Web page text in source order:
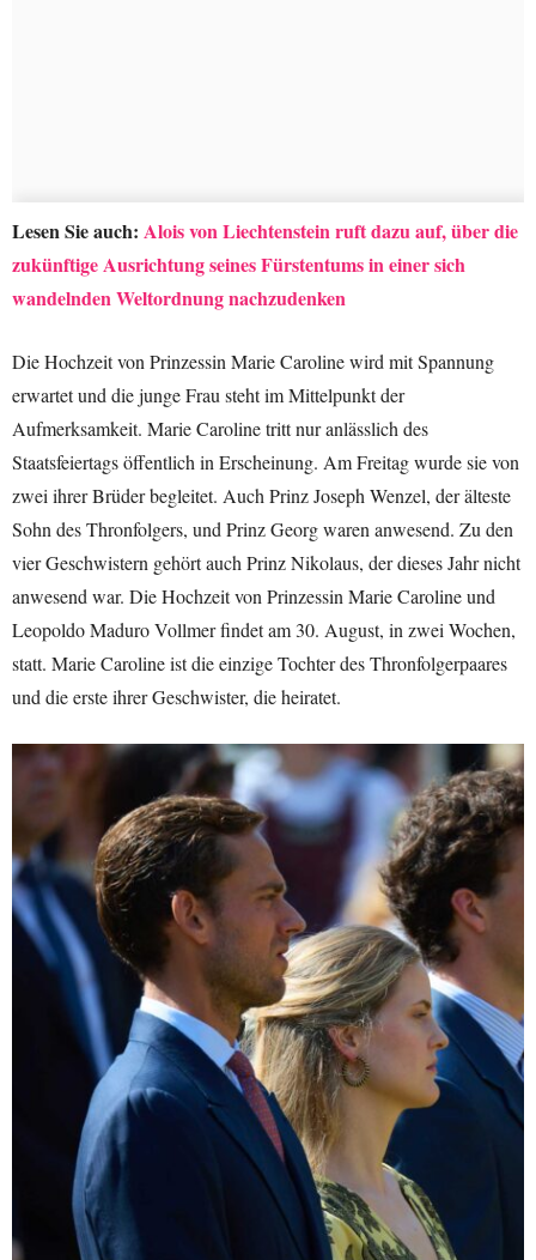
Lesen Sie auch: Alois von Liechtenstein ruft dazu auf, über die
zukünftige Ausrichtung seines Fürstentums in einer sich
wandelnden Weltordnung nachzudenken
Die Hochzeit von Prinzessin Marie Caroline wird mit Spannung
erwartet und die junge Frau steht im Mittelpunkt der
Aufmerksamkeit. Marie Caroline tritt nur anlässlich des
Staatsfeiertags öffentlich in Erscheinung. Am Freitag wurde sie von
zwei ihrer Brüder begleitet. Auch Prinz Joseph Wenzel, der älteste
Sohn des Thronfolgers, und Prinz Georg waren anwesend. Zu den
vier Geschwistern gehört auch Prinz Nikolaus, der dieses Jahr nicht
anwesend war. Die Hochzeit von Prinzessin Marie Caroline und
Leopoldo Maduro Vollmer findet am 30. August, in zwei Wochen,
statt. Marie Caroline ist die einzige Tochter des Thronfolgerpaares
und die erste ihrer Geschwister, die heiratet.